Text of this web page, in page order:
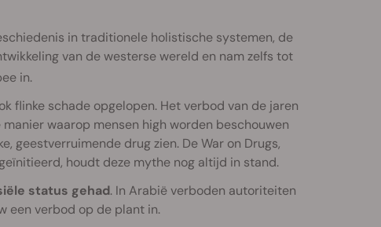
in traditionele holistische systemen, de
van de westerse wereld en nam zelfs tot
in.
flinke schade opgelopen. Het verbod van de jaren
waarop mensen high worden beschouwen
geestverruimende drug zien. De War on Drugs,
houdt deze mythe nog altijd in stand.
status gehad. In Arabië verboden autoriteiten
een verbod op de plant in.